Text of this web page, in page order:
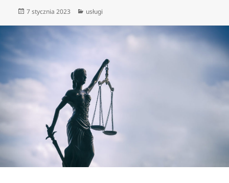
Data
7 stycznia 2023 Kategorie
usługi